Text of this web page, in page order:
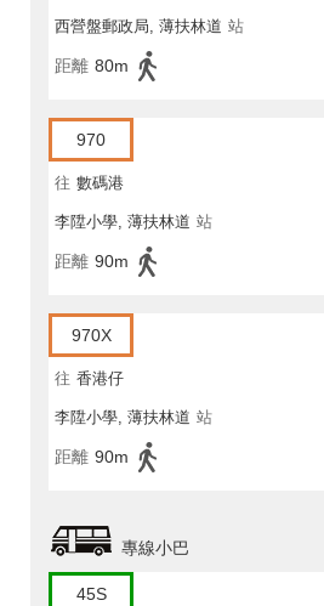
西營盤郵政局, 薄扶林道 站
距離 80m
970
往 數碼港
李陞小學, 薄扶林道 站
距離 90m
970X
往 香港仔
李陞小學, 薄扶林道 站
距離 90m
專線小巴
45S